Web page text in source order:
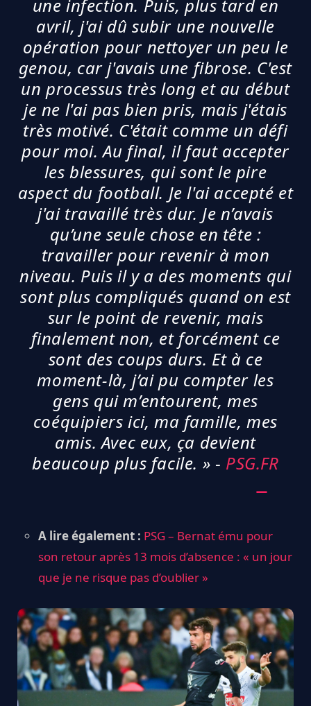
une infection. Puis, plus tard en
avril, j'ai dû subir une nouvelle
opération pour nettoyer un peu le
genou, car j'avais une fibrose. C'est
un processus très long et au début
je ne l'ai pas bien pris, mais j'étais
très motivé. C'était comme un défi
pour moi. Au final, il faut accepter
les blessures, qui sont le pire
aspect du football. Je l'ai accepté et
j'ai travaillé très dur. Je n’avais
qu’une seule chose en tête :
travailler pour revenir à mon
niveau. Puis il y a des moments qui
sont plus compliqués quand on est
sur le point de revenir, mais
finalement non, et forcément ce
sont des coups durs. Et à ce
moment-là, j’ai pu compter les
gens qui m’entourent, mes
coéquipiers ici, ma famille, mes
amis. Avec eux, ça devient
beaucoup plus facile. » - PSG.FR
A lire également : PSG – Bernat ému pour
son retour après 13 mois d’absence : « un jour
que je ne risque pas d’oublier »